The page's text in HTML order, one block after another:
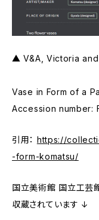
▲ V&A, Victoria
Vase in Form of a
Accession number:
引用： https://
-form-komatsu/
国立美術館 国立工芸
収蔵されています ↓